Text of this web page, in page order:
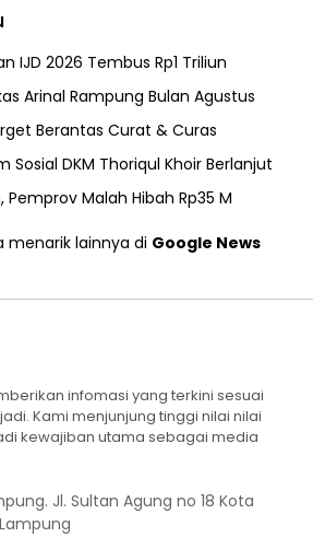
IJD 2026 Tembus Rp1 Triliun
Arinal Rampung Bulan Agustus
Berantas Curat & Curas
Sosial DKM Thoriqul Khoir Berlanjut
Pemprov Malah Hibah Rp35 M
menarik lainnya di Google News
infomasi yang terkini sesuai
Kami menjunjung tinggi nilai nilai
kewajiban utama sebagai media
Jl. Sultan Agung no 18 Kota